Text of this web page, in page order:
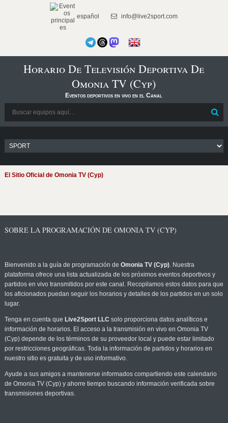
español info@live2sport.com
Horario De Televisión Deportiva De
Omonia TV (Cyp)
Eventos deportivos en vivo en el Canal
El Sitio Oficial de Omonia TV (Cyp)
SOBRE LA PROGRAMACIÓN DE OMONIA TV (CYP)
Bienvenido a la guía de programación de Omonia TV (Cyp). Nuestra
plataforma ofrece una lista actualizada de los próximos eventos deportivos y
partidos en vivo transmitidos por este canal. Recopilamos estos datos para que
los aficionados puedan seguir los horarios y detalles de los partidos en un solo
lugar.
Tenga en cuenta que Live2Sport LLC solo proporciona datos analíticos e
información de horarios. El acceso a la transmisión en vivo en Omonia TV
(Cyp) depende de los términos de su proveedor local y puede estar limitado
por restricciones geográficas. Toda la información de partidos y horarios en
nuestro sitio es gratuita y de uso informativo.
Ayude a sus amigos a mantenerse informados compartiendo este calendario
de Omonia TV (Cyp) y ahorre tiempo buscando información verificada sobre
transmisiones deportivas.